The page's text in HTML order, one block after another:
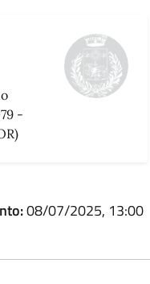
-
08/07/2025, 13:00